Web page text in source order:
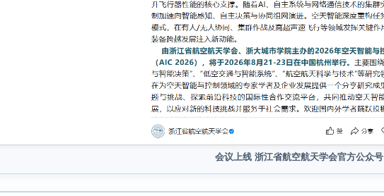
会议上线 浙江省航空航天学会官方公众号